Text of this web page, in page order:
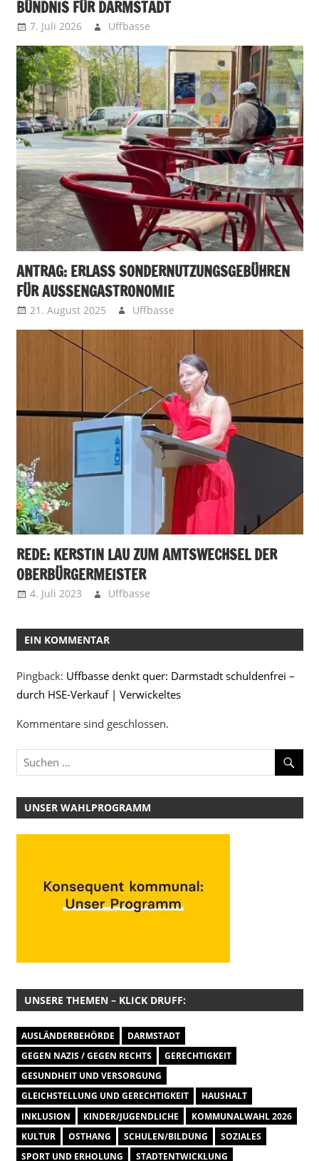
BÜNDNIS FÜR DARMSTADT
7. Juli 2026 Uffbasse
ANTRAG: ERLASS SONDERNUTZUNGSGEBÜHREN
FÜR AUSSENGASTRONOMIE
21. August 2025 Uffbasse
REDE: KERSTIN LAU ZUM AMTSWECHSEL DER
OBERBÜRGERMEISTER
4. Juli 2023 Uffbasse
EIN KOMMENTAR
Pingback: Uffbasse denkt quer: Darmstadt schuldenfrei –
durch HSE-Verkauf | Verwickeltes
Kommentare sind geschlossen.
UNSER WAHLPROGRAMM
UNSERE THEMEN – KLICK DRUFF:
AUSLÄNDERBEHÖRDE
DARMSTADT
GEGEN NAZIS / GEGEN RECHTS
GERECHTIGKEIT
GESUNDHEIT UND VERSORGUNG
GLEICHSTELLUNG UND GERECHTIGKEIT
HAUSHALT
INKLUSION
KINDER/JUGENDLICHE
KOMMUNALWAHL 2026
KULTUR
OSTHANG SCHULEN/BILDUNG
SOZIALES
SPORT UND ERHOLUNG
STADTENTWICKLUNG